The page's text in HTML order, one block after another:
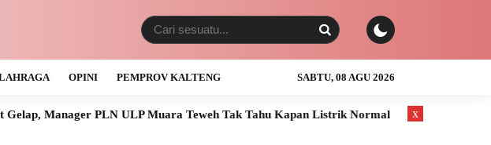
OPINI PEMPROV KALTENG SABTU, 08 AGU 2026
ULP Muara Teweh Tak Tahu Kapan Listrik Normal Anak Usia 3 Tahun Tewas
x